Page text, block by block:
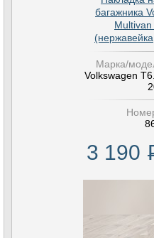
багажника
Марка/
Volkswagen
3 190